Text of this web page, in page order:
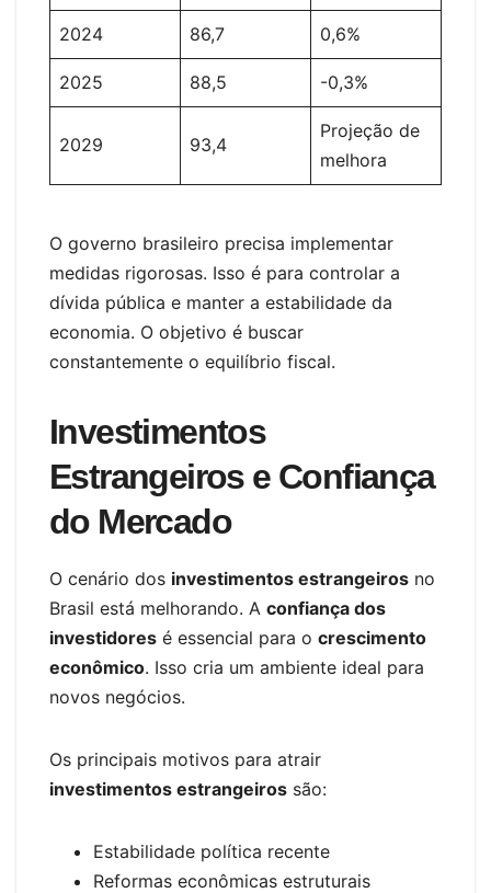
2024 86,7 0,6%
2025 88,5 -0,3%
2029 93,4
Projeção de
melhora
O governo brasileiro precisa implementar
medidas rigorosas. Isso é para controlar a
dívida pública e manter a estabilidade da
economia. O objetivo é buscar
constantemente o equilíbrio fiscal.
Investimentos
Estrangeiros e Confiança
do Mercado
O cenário dos investimentos estrangeiros no
Brasil está melhorando. A confiança dos
investidores é essencial para o crescimento
econômico. Isso cria um ambiente ideal para
novos negócios.
Os principais motivos para atrair
investimentos estrangeiros são:
Estabilidade política recente
Reformas econômicas estruturais